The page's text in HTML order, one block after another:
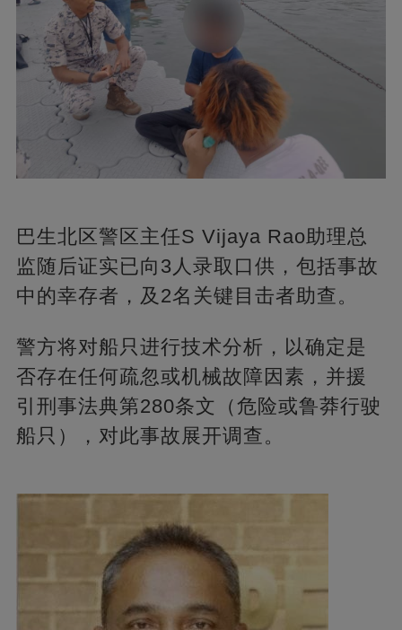
巴生北区警区主任S Vijaya Rao助理总
监随后证实已向3人录取口供，包括事故
中的幸存者，及2名关键目击者助查。
警方将对船只进行技术分析，以确定是
否存在任何疏忽或机械故障因素，并援
引刑事法典第280条文（危险或鲁莽行驶
船只），对此事故展开调查。